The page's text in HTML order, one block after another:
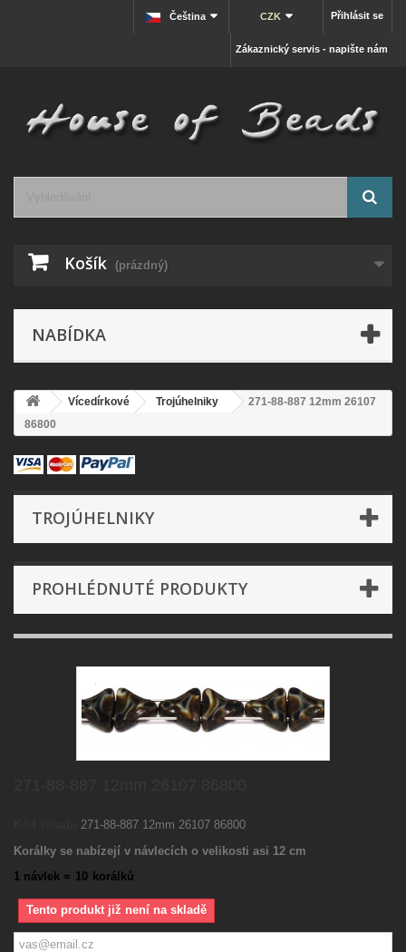
Přihlásit se
CZK
Čeština
Zákaznický servis - napište nám
Košík (prázdný)
NABÍDKA
Vícedírkové Trojúhelniky
271-88-887 12mm 26107
86800
TROJÚHELNIKY
PROHLÉDNUTÉ PRODUKTY
271-88-887 12mm 26107 86800
Korálky se nabízejí v návlecích o velikosti asi 12 cm
1 návlek = 10 korálků
Tento produkt již není na skladě